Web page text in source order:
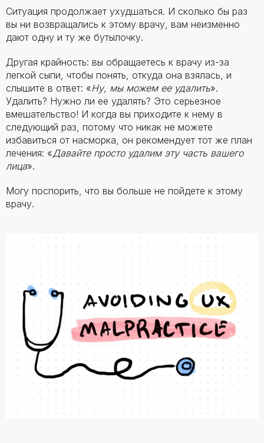
Ситуация продолжает ухудшаться. И сколько бы раз
вы ни возвращались к этому врачу, вам неизменно
дают одну и ту же бутылочку.
Другая крайность: вы обращаетесь к врачу из-за
легкой сыпи, чтобы понять, откуда она взялась, и
слышите в ответ: «Ну, мы можем ее удалить».
Удалить? Нужно ли ее удалять? Это серьезное
вмешательство! И когда вы приходите к нему в
следующий раз, потому что никак не можете
избавиться от насморка, он рекомендует тот же план
лечения: «Давайте просто удалим эту часть вашего
лица».
Могу поспорить, что вы больше не пойдете к этому
врачу.